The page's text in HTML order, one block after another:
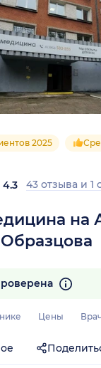
на
Образцова
2025
4.3 43 отзыва и 1
Цены